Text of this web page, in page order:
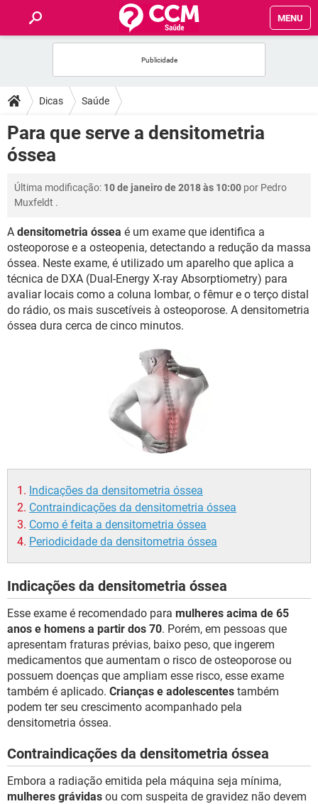
MENU
FÓRUM
SAÚDE
FAMÍLIA
NUTRIÇÃO
BEM-ESTAR
SEXUALIDADE
GLOSSÁRIO
Dicas Saúde
Para que serve a densitometria
óssea
Última modificação: 10 de janeiro de 2018 às 10:00 por Pedro
Muxfeldt .
A densitometria óssea é um exame que identifica a
osteoporose e a osteopenia, detectando a redução da massa
óssea. Neste exame, é utilizado um aparelho que aplica a
técnica de DXA (Dual-Energy X-ray Absorptiometry) para
avaliar locais como a coluna lombar, o fêmur e o terço distal
do rádio, os mais suscetíveis à osteoporose. A densitometria
óssea dura cerca de cinco minutos.
Indicações da densitometria óssea
Contraindicações da densitometria óssea
Como é feita a densitometria óssea
Periodicidade da densitometria óssea
Indicações da densitometria óssea
Esse exame é recomendado para mulheres acima de 65
anos e homens a partir dos 70. Porém, em pessoas que
apresentam fraturas prévias, baixo peso, que ingerem
medicamentos que aumentam o risco de osteoporose ou
possuem doenças que ampliam esse risco, esse exame
também é aplicado. Crianças e adolescentes também
podem ter seu crescimento acompanhado pela
densitometria óssea.
Contraindicações da densitometria óssea
Embora a radiação emitida pela máquina seja mínima,
mulheres grávidas ou com suspeita de gravidez não devem